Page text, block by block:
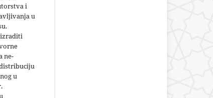
i
u
ne-
u